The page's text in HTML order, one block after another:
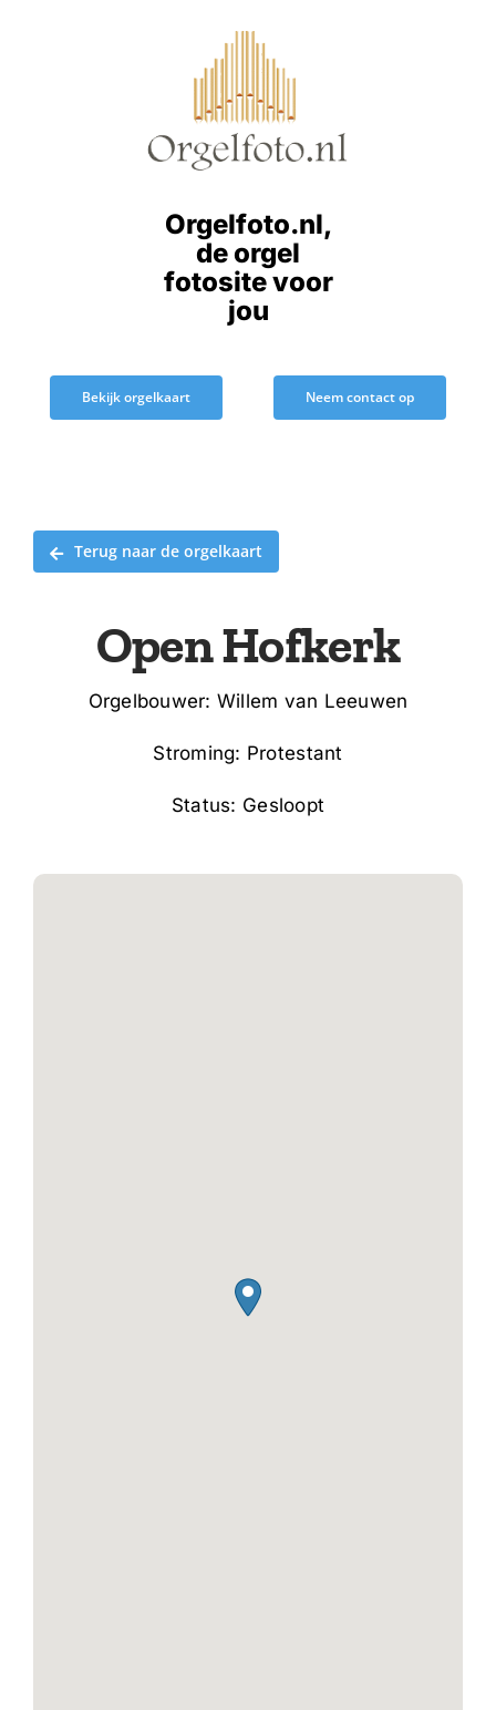
Orgelfoto.nl,
de orgel
fotosite voor
jou
Bekijk orgelkaart Neem contact op
Terug naar de orgelkaart
Open Hofkerk
Orgelbouwer: Willem van Leeuwen
Stroming: Protestant
Status: Gesloopt